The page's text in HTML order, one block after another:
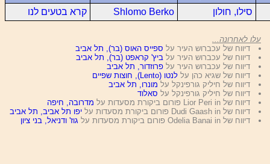
סילו, חולון
Shlomo Berko קרא בטעים לנו
עלו לאחרונה...
דיווח של עכברוש העיר על ספייס האוס (בר), תל אביב
דיווח של עכברוש העיר על ביץ' קראפט (בר), תל אביב
דיווח של עכברוש העיר עלפרוזדור, תל אביב
דיווח של שגיא כהן עללנטו (Lento), חוצות שפיים
דיווח של חיליק גורפינקל על מונרו, תל אביב
דיווח של חיליק גורפינקל על סאלוד
דיווח של Lior Peri in פורום ביקורת מסעדות על
מדרובה, חיפה
דיווח של Dudi Gaash in פורום ביקורת מסעדות על
יפו תל אביב, תל אביב
דיווח של Odelia Banai in פורום ביקורת מסעדות על
גוז' ודניאל, בני ציון